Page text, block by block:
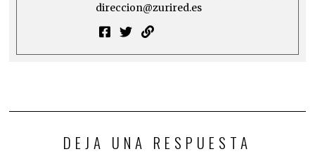
direccion@zurired.es
DEJA UNA RESPUESTA